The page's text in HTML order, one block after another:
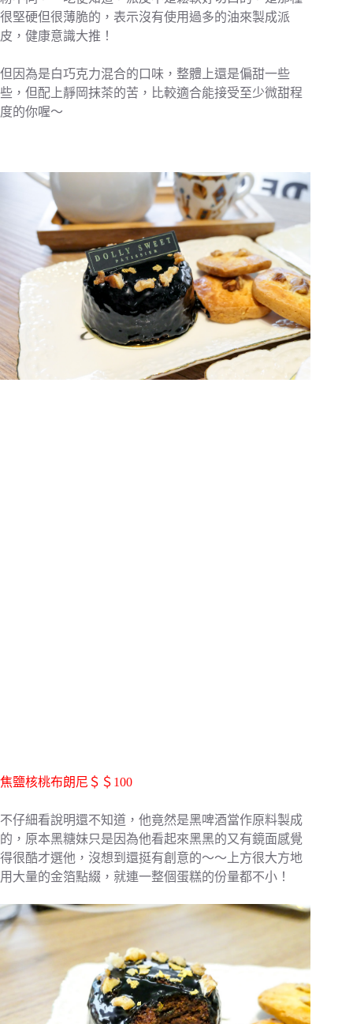
很堅硬但很薄脆的，表示沒有使用過多的油來製成派
皮，健康意識大推！
但因為是白巧克力混合的口味，整體上還是偏甜一些
些，但配上靜岡抹茶的苦，比較適合能接受至少微甜程
度的你喔～
焦鹽核桃布朗尼＄＄100
不仔細看說明還不知道，他竟然是黑啤酒當作原料製成
的，原本黑糖妹只是因為他看起來黑黑的又有鏡面感覺
得很酷才選他，沒想到還挺有創意的～～上方很大方地
用大量的金箔點綴，就連一整個蛋糕的份量都不小！